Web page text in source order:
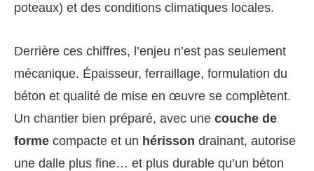
poteaux) et des conditions climatiques locales.
Derrière ces chiffres, l’enjeu n’est pas seulement
mécanique. Épaisseur, ferraillage, formulation du
béton et qualité de mise en œuvre se complètent.
Un chantier bien préparé, avec une couche de
forme compacte et un hérisson drainant, autorise
une dalle plus fine… et plus durable qu’un béton